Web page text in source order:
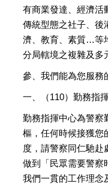
有商業發達、經濟活
傳統型態之社子、後
濟、教育、素質…等
分局轄境之複雜及多
參、我們能為您服務
一、（110）勤務指
勤務指揮中心為警察
樞，任何時候接獲您
度，請警察同仁馳赴
做到「民眾需要警察
我們一貫的工作理念